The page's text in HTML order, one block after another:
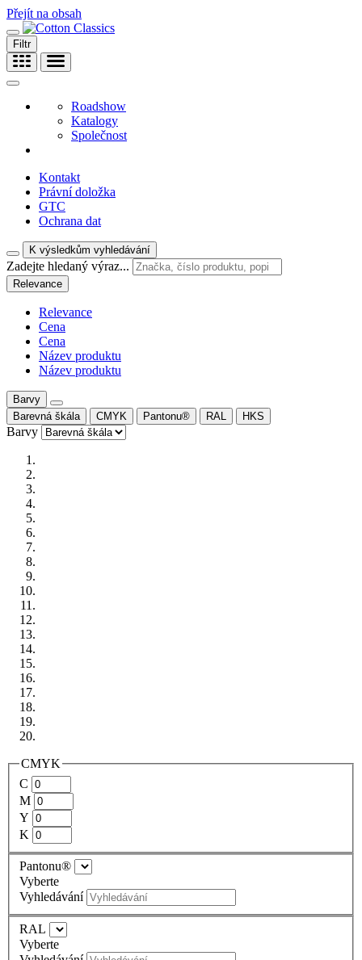
Přejít na obsah
Filtr
Roadshow
Katalogy
Společnost
Kontakt
Právní doložka
GTC
Ochrana dat
K výsledkům vyhledávání
Zadejte hledaný výraz...
Relevance
Relevance
Cena
Cena
Název produktu
Název produktu
Barvy
Barevná škála
CMYK Pantonu® RAL HKS
Barvy
CMYK
C
M
Y
K
Pantonu®
Vyberte
Vyhledávání
RAL
Vyberte